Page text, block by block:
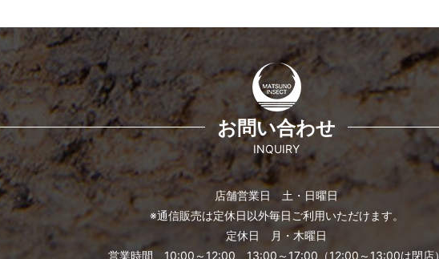
お問い合わせ
INQUIRY
店舗営業日 土・日曜日
※通信販売は定休日以外毎日ご利用いただけます。
定休日 月・木曜日
営業時間 10:00～12:00、13:00～17:00（12:00～13:00は閉店）